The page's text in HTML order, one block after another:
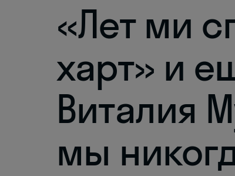
«Лет ми
харт» и
Виталия
мы